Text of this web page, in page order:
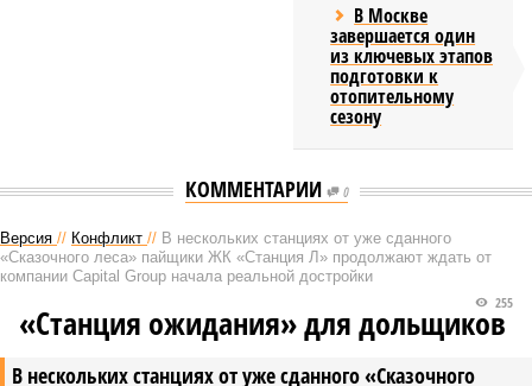
В Москве
завершается один
из ключевых этапов
подготовки к
отопительному
сезону
КОММЕНТАРИИ 0
Версия // Конфликт // В нескольких станциях от уже сданного
«Сказочного леса» пайщики ЖК «Станция Л» продолжают ждать от
компании Capital Group начала реальной достройки
В нескольких станциях от уже сданного «Сказочного
255
«Станция ожидания» для дольщиков